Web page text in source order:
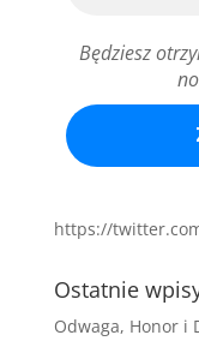
Będziesz
https://
Ostatnie
Odwaga, Honor i